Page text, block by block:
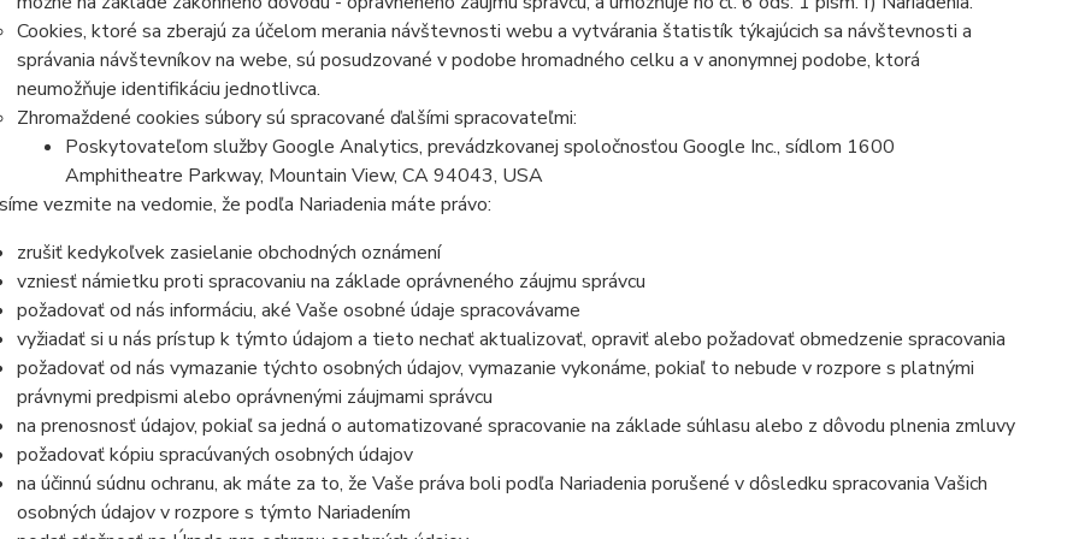
Cookies, ktoré sa zberajú za účelom merania návštevnosti webu a vytvárania štatistík týkajúcich sa návštevnosti a
správania návštevníkov na webe, sú posudzované v podobe hromadného celku a v anonymnej podobe, ktorá
neumožňuje identifikáciu jednotlivca.
Zhromaždené cookies súbory sú spracované ďalšími spracovateľmi:
Poskytovateľom služby Google Analytics, prevádzkovanej spoločnosťou Google Inc., sídlom 1600
Amphitheatre Parkway, Mountain View, CA 94043, USA
vezmite na vedomie, že podľa Nariadenia máte právo:
zrušiť kedykoľvek zasielanie obchodných oznámení
vzniesť námietku proti spracovaniu na základe oprávneného záujmu správcu
požadovať od nás informáciu, aké Vaše osobné údaje spracovávame
vyžiadať si u nás prístup k týmto údajom a tieto nechať aktualizovať, opraviť alebo požadovať obmedzenie spracovania
požadovať od nás vymazanie týchto osobných údajov, vymazanie vykonáme, pokiaľ to nebude v rozpore s platnými
právnymi predpismi alebo oprávnenými záujmami správcu
na prenosnosť údajov, pokiaľ sa jedná o automatizované spracovanie na základe súhlasu alebo z dôvodu plnenia zmluvy
požadovať kópiu spracúvaných osobných údajov
na účinnú súdnu ochranu, ak máte za to, že Vaše práva boli podľa Nariadenia porušené v dôsledku spracovania Vašich
osobných údajov v rozpore s týmto Nariadením